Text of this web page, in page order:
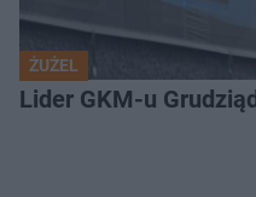
ŻUŻEL
Lider GKM-u